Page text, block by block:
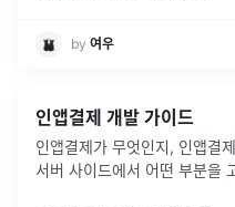
by 여우
인앱결제 개발 가이드
인앱결제가 무엇인지, 인앱결
서버 사이드에서 어떤 부분을